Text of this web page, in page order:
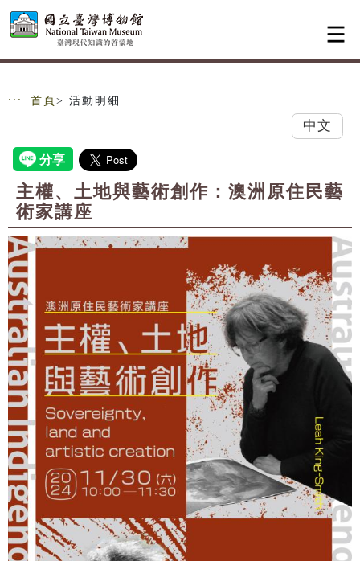
跳到主要內容
網站導覽
::: 首頁 > 活動明細
中文
主權、土地與藝術創作：澳洲原住民藝
術家講座